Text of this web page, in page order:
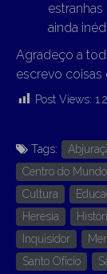
ainda
Agradeço a
escrevo coisas
Post Views:
Tags:
Centro do Mundo
Cultura
Heresia
Inquisidor
Santo Ofício